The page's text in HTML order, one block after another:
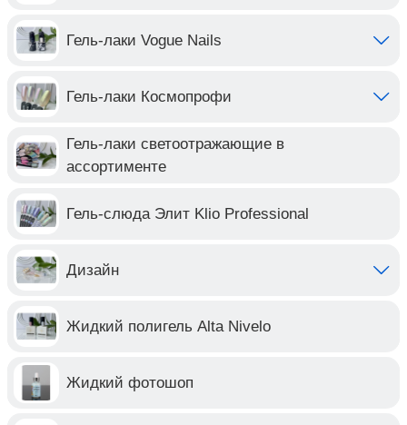
Гель-лаки Vogue Nails
Гель-лаки Космопрофи
Гель-лаки светоотражающие в
ассортименте
Гель-слюда Элит Klio Professional
Дизайн
Жидкий полигель Alta Nivelo
Жидкий фотошоп